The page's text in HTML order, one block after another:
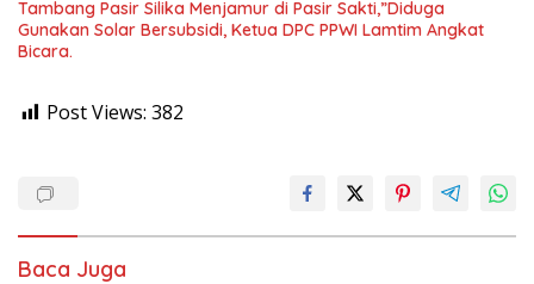
Tambang Pasir Silika Menjamur di Pasir Sakti,”Diduga
Gunakan Solar Bersubsidi, Ketua DPC PPWI Lamtim Angkat
Bicara.
Post Views: 382
Baca Juga